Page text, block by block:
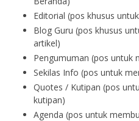
Editorial (pos khusus
Blog Guru (pos khusus
artikel)
Pengumuman (pos untuk
Sekilas Info (pos untuk
Quotes / Kutipan (pos
kutipan)
Agenda (pos untuk